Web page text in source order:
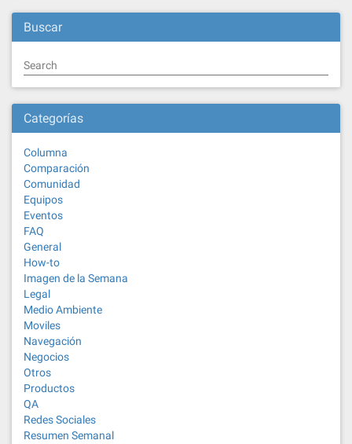
Buscar
Search
Categorías
Columna
Comparación
Comunidad
Equipos
Eventos
FAQ
General
How-to
Imagen de la Semana
Legal
Medio Ambiente
Moviles
Navegación
Negocios
Otros
Productos
QA
Redes Sociales
Resumen Semanal